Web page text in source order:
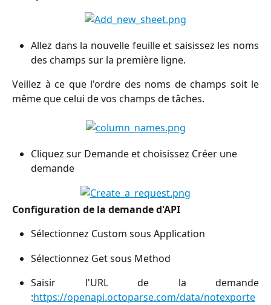
Allez dans la nouvelle feuille et saisissez les noms
des champs sur la première ligne.
Veillez à ce que l'ordre des noms de champs soit le
même que celui de vos champs de tâches.
Cliquez sur Demande et choisissez Créer une
demande
Configuration de la demande d'API
Sélectionnez Custom sous Application
Sélectionnez Get sous Method
Saisir l'URL de la demande
:https://openapi.octoparse.com/data/notexporte